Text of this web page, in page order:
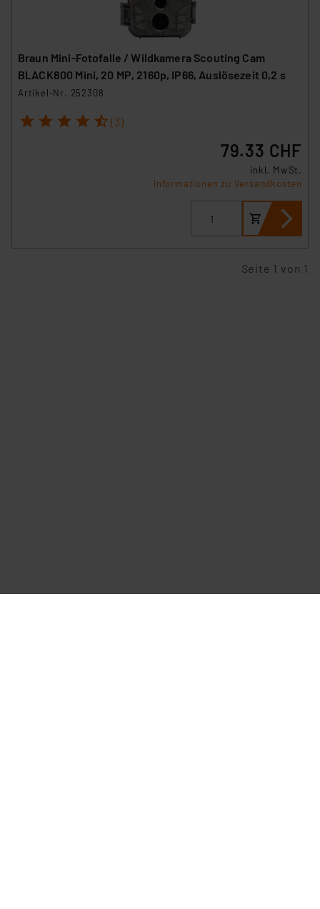
Braun Mini-Fotofalle / Wildkamera Scouting Cam
BLACK800 Mini, 20 MP, 2160p, IP66, Auslösezeit 0,2 s
Artikel-Nr. 252308
1 2 3 4 5 (3)
79.33 CHF
inkl. MwSt.
Informationen zu Versandkosten
Seite 1 von 1